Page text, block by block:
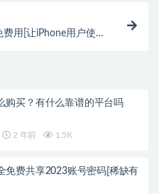
费用[让iPhone用户使
购买？有什么靠谱的平台吗
2 年前 1.5K
免费共享2023账号密码[稀缺有